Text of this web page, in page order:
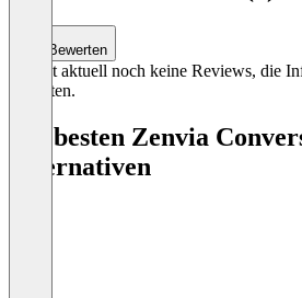
Bewerten
Es gibt aktuell noch keine Reviews, die
enthalten.
Die besten Zenvia
Alternativen